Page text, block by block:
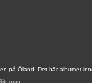
på Öland. Det här albumet
-